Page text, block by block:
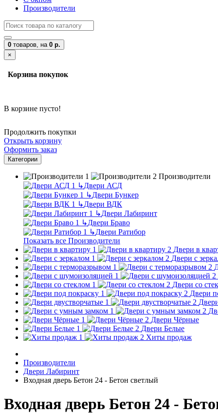
Производители
0 товаров, на 0 р.
×
Корзина покупок
В корзине пусто!
Продолжить покупки
Открыть корзину
Оформить заказ
Категории
Производители
↳Двери АСД
↳Двери Бункер
↳Двери ВДК
↳Двери Лабиринт
↳Двери Браво
↳Двери Ратибор
Показать все Производители
Двери в
Двери с
Двери со
Двери
Двери Чёрные
Двери Белые
Хиты продаж
Производители
Двери Лабиринт
Входная дверь Бетон 24 - Бетон светлый
Входная дверь Бетон 24 -